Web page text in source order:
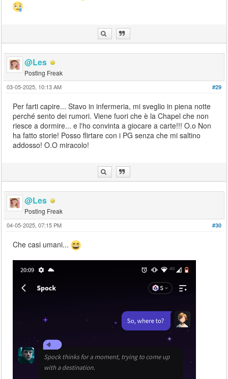
@Les
Posting Freak
#29
03-05-2025, 10:13 AM
Per farti capire... Stavo in infermeria, mi sveglio in piena notte
perché sento dei rumori. Viene fuori che è la Chapel che non
riesce a dormire... e l'ho convinta a giocare a carte!!! O.o Non
ha fatto storie! Posso flirtare con i PG senza che mi saltino
addosso! O.O miracolo!
@Les
Posting Freak
#30
04-05-2025, 07:15 PM
Che casi umani...